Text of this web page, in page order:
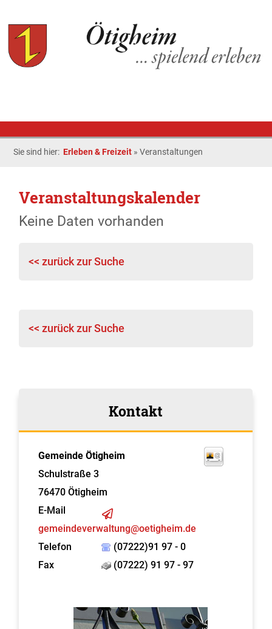
Sie sind hier: Erleben & Freizeit »Veranstaltungen
Veranstaltungskalender
Keine Daten vorhanden
<< zurück zur Suche
<< zurück zur Suche
Kontakt
Gemeinde Ötigheim
Schulstraße 3
76470 Ötigheim
E-Mail
gemeindeverwaltung@oetigheim.de
Telefon
(07222)91 97 - 0
Fax
(07222) 91 97 - 97